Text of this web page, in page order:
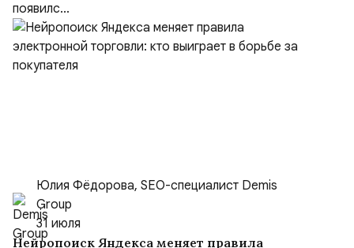
появилс...
Юлия Фёдорова, SEO-специалист Demis
Group
31 июля
Нейропоиск Яндекса меняет правила